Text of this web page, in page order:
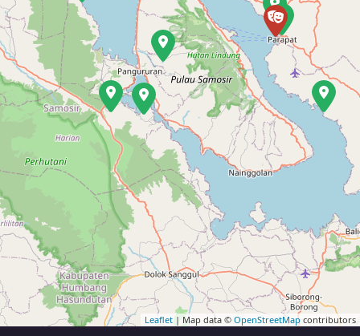
Leaflet | Map data © OpenStreetMap contributors